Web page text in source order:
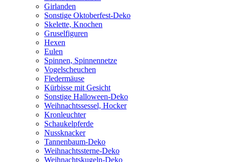
Girlanden
Sonstige Oktoberfest-Deko
Skelette, Knochen
Gruselfiguren
Hexen
Eulen
Spinnen, Spinnennetze
Vogelscheuchen
Fledermäuse
Kürbisse mit Gesicht
Sonstige Halloween-Deko
Weihnachtssessel, Hocker
Kronleuchter
Schaukelpferde
Nussknacker
Tannenbaum-Deko
Weihnachtssterne-Deko
Weihnachtskugeln-Deko